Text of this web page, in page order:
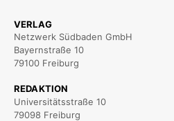
VERLAG
Netzwerk Südbaden GmbH
Bayernstraße 10
79100 Freiburg
REDAKTION
Universitätsstraße 10
79098 Freiburg